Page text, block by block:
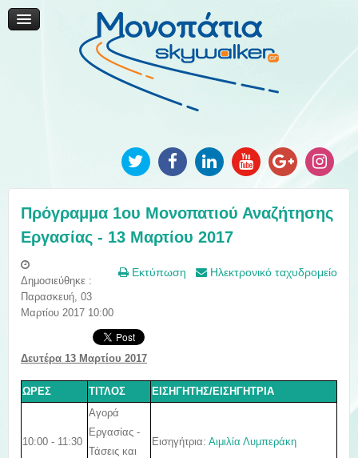
Μονοπάτια Καινοτομίας
Μονοπάτια Τοπικής Ανάπτυξης
Ανακοινώσεις
Φωτογραφίες
Πρόγραμμα 1ου Μονοπατιού Αναζήτησης
Εργασίας - 13 Μαρτίου 2017
Εκτύπωση Ηλεκτρονικό ταχυδρομείο
Δημοσιεύθηκε :
Παρασκευή, 03
Μαρτίου 2017 10:00
Δευτέρα 13 Μαρτίου 2017
ΩΡΕΣ ΤΙΤΛΟΣ ΕΙΣΗΓΗΤΗΣ/ΕΙΣΗΓΗΤΡΙΑ
10:00 - 11:30
Αγορά
Εργασίας -
Τάσεις και
Εισηγήτρια: Αιμιλία Λυμπεράκη